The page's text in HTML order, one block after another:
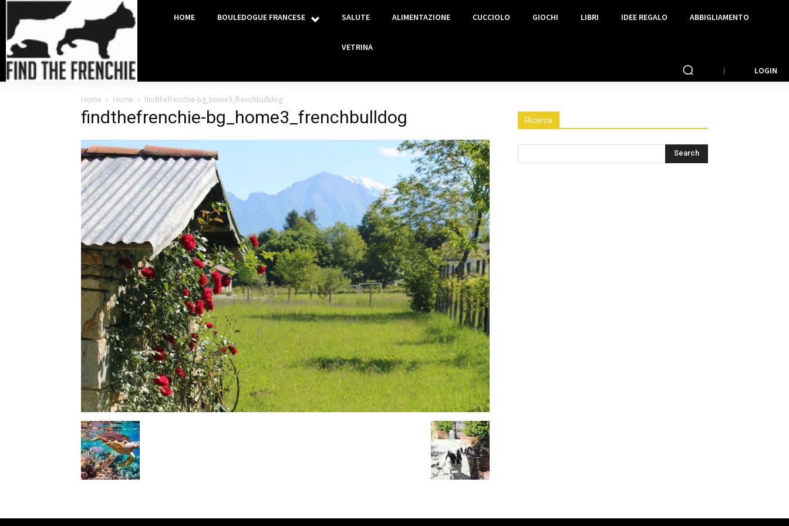
HOME BOULEDOGUE FRANCESE SALUTE ALIMENTAZIONE CUCCIOLO GIOCHI LIBRI IDEE REGALO ABBIGLIAMENTO
VETRINA
LOGIN
Home Home findthefrenchie-bg_home3_frenchbulldog
findthefrenchie-bg_home3_frenchbulldog Ricerca